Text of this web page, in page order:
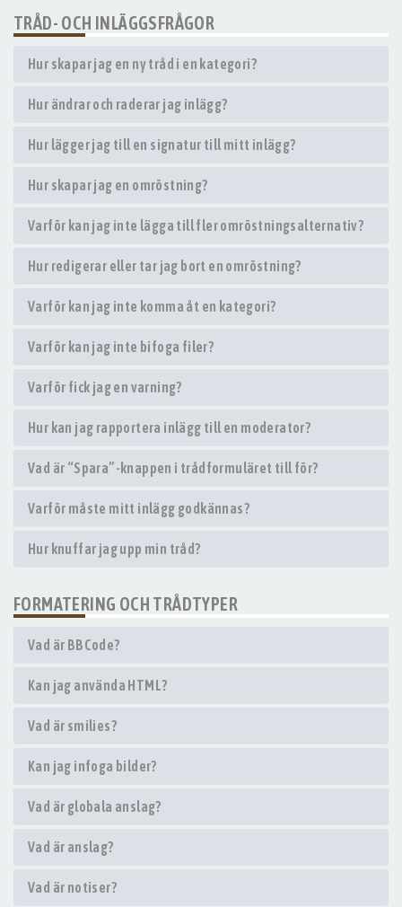
TRÅD- OCH INLÄGGSFRÅGOR
Hur skapar jag en ny tråd i en kategori?
Hur ändrar och raderar jag inlägg?
Hur lägger jag till en signatur till mitt inlägg?
Hur skapar jag en omröstning?
Varför kan jag inte lägga till fler omröstningsalternativ?
Hur redigerar eller tar jag bort en omröstning?
Varför kan jag inte komma åt en kategori?
Varför kan jag inte bifoga filer?
Varför fick jag en varning?
Hur kan jag rapportera inlägg till en moderator?
Vad är “Spara”-knappen i trådformuläret till för?
Varför måste mitt inlägg godkännas?
Hur knuffar jag upp min tråd?
FORMATERING OCH TRÅDTYPER
Vad är BBCode?
Kan jag använda HTML?
Vad är smilies?
Kan jag infoga bilder?
Vad är globala anslag?
Vad är anslag?
Vad är notiser?